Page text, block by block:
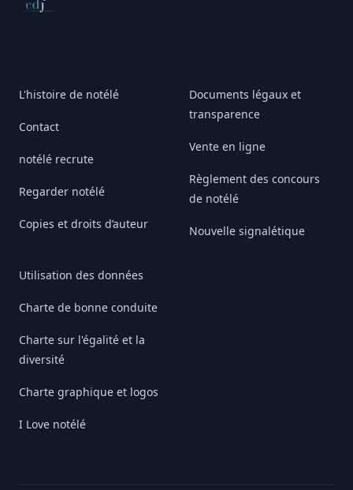
Conseil de déontologie journalistique
L'histoire de notélé
Contact
notélé recrute
Regarder notélé
Copies et droits d’auteur
Utilisation des données
Charte de bonne conduite
Charte sur l'égalité et la
diversité
Charte graphique et logos
I Love notélé
Documents légaux et
transparence
Vente en ligne
Règlement des concours
de notélé
Nouvelle signalétique